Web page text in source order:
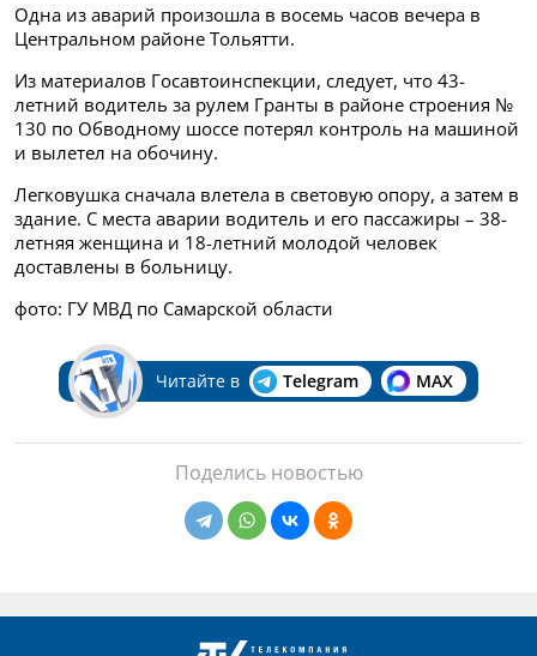
Одна из аварий произошла в восемь часов вечера в
Центральном районе Тольятти.
Из материалов Госавтоинспекции, следует, что 43-
летний водитель за рулем Гранты в районе строения №
130 по Обводному шоссе потерял контроль на машиной
и вылетел на обочину.
Легковушка сначала влетела в световую опору, а затем в
здание. С места аварии водитель и его пассажиры – 38-
летняя женщина и 18-летний молодой человек
доставлены в больницу.
фото: ГУ МВД по Самарской области
Читайте в Telegram MAX
Поделись новостью